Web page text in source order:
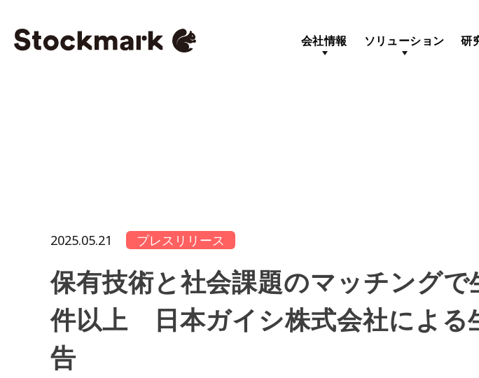
会社情報 ソリューション 研
2025.05.21 プレスリリース
保有技術と社会課題のマッチング
件以上 日本ガイシ株式会社による
告